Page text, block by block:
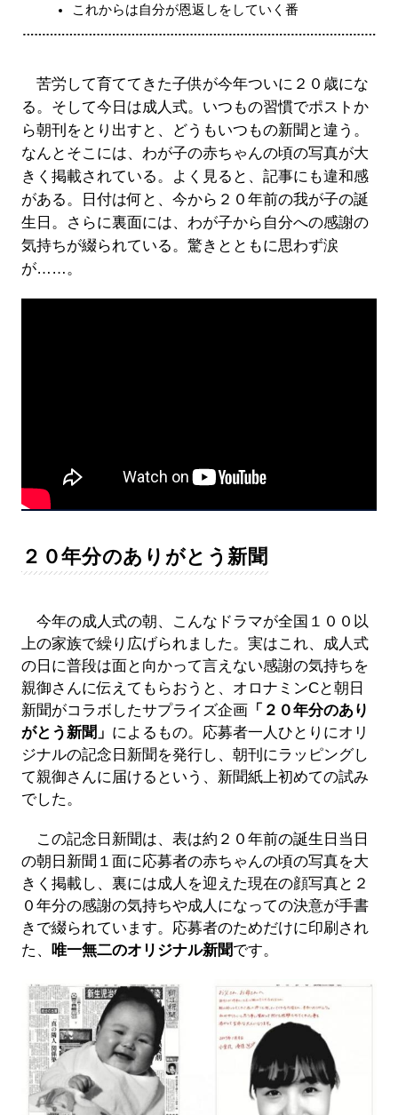
これからは自分が恩返しをしていく番
苦労して育ててきた子供が今年ついに２０歳にな
る。そして今日は成人式。いつもの習慣でポストか
ら朝刊をとり出すと、どうもいつもの新聞と違う。
なんとそこには、わが子の赤ちゃんの頃の写真が大
きく掲載されている。よく見ると、記事にも違和感
がある。日付は何と、今から２０年前の我が子の誕
生日。さらに裏面には、わが子から自分への感謝の
気持ちが綴られている。驚きとともに思わず涙
が……。
２０年分のありがとう新聞
今年の成人式の朝、こんなドラマが全国１００以
上の家族で繰り広げられました。実はこれ、成人式
の日に普段は面と向かって言えない感謝の気持ちを
親御さんに伝えてもらおうと、オロナミンCと朝日
新聞がコラボしたサプライズ企画 「２０年分のあり
がとう新聞」 によるもの。応募者一人ひとりにオリ
ジナルの記念日新聞を発行し、朝刊にラッピングし
て親御さんに届けるという、新聞紙上初めての試み
でした。
この記念日新聞は、表は約２０年前の誕生日当日
の朝日新聞１面に応募者の赤ちゃんの頃の写真を大
きく掲載し、裏には成人を迎えた現在の顔写真と２
０年分の感謝の気持ちや成人になっての決意が手書
きで綴られています。応募者のためだけに印刷され
た、 唯一無二のオリジナル新聞です。